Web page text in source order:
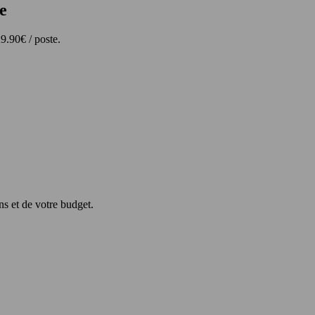
/ poste.
et de votre budget.